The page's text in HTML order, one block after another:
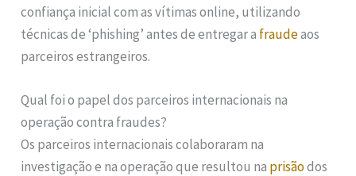
confiança inicial com as vítimas online, utilizando
técnicas de ‘phishing’ antes de entregar a fraudeaos
parceiros estrangeiros.
Qual foi o papel dos parceiros internacionais na
operação contra fraudes?
Os parceiros internacionais colaboraram na
investigação e na operação que resultou na prisãodos